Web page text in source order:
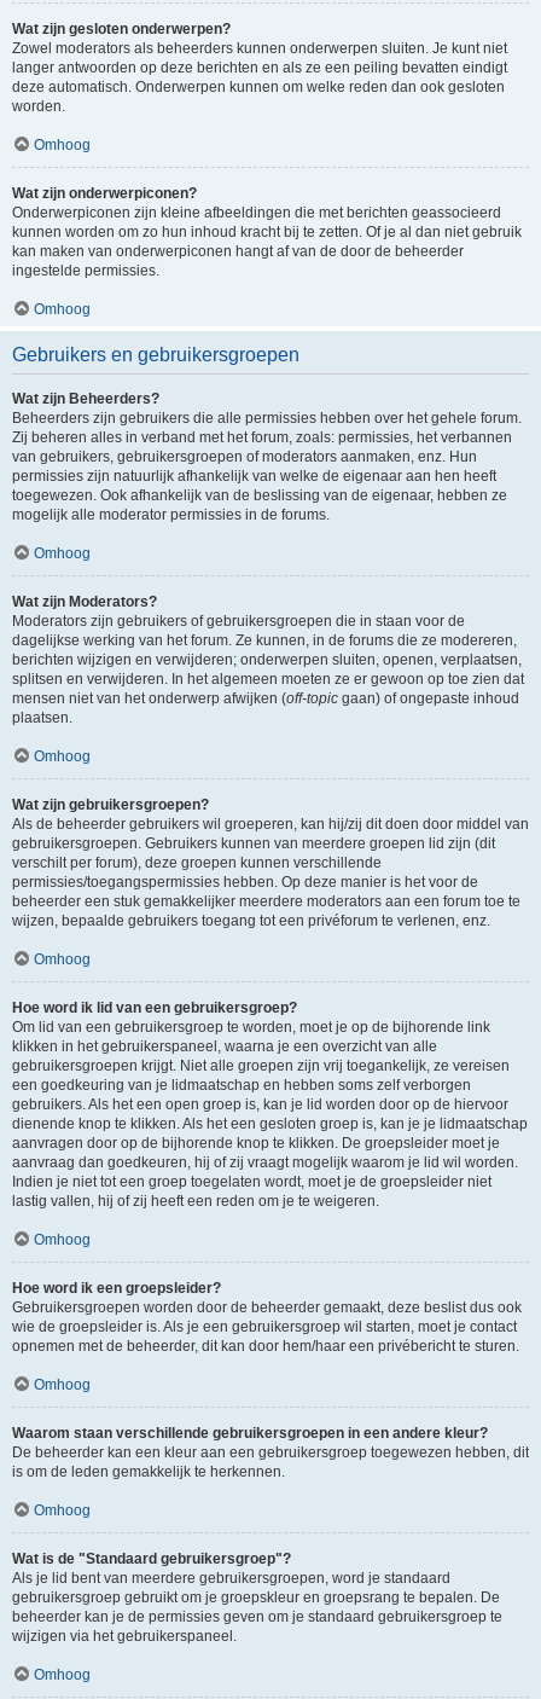
Wat zijn gesloten onderwerpen?
Zowel moderators als beheerders kunnen onderwerpen sluiten. Je kunt niet
langer antwoorden op deze berichten en als ze een peiling bevatten eindigt
deze automatisch. Onderwerpen kunnen om welke reden dan ook gesloten
worden.
Omhoog
Wat zijn onderwerpiconen?
Onderwerpiconen zijn kleine afbeeldingen die met berichten geassocieerd
kunnen worden om zo hun inhoud kracht bij te zetten. Of je al dan niet gebruik
kan maken van onderwerpiconen hangt af van de door de beheerder
ingestelde permissies.
Omhoog
Gebruikers en gebruikersgroepen
Wat zijn Beheerders?
Beheerders zijn gebruikers die alle permissies hebben over het gehele forum.
Zij beheren alles in verband met het forum, zoals: permissies, het verbannen
van gebruikers, gebruikersgroepen of moderators aanmaken, enz. Hun
permissies zijn natuurlijk afhankelijk van welke de eigenaar aan hen heeft
toegewezen. Ook afhankelijk van de beslissing van de eigenaar, hebben ze
mogelijk alle moderator permissies in de forums.
Omhoog
Wat zijn Moderators?
Moderators zijn gebruikers of gebruikersgroepen die in staan voor de
dagelijkse werking van het forum. Ze kunnen, in de forums die ze modereren,
berichten wijzigen en verwijderen; onderwerpen sluiten, openen, verplaatsen,
splitsen en verwijderen. In het algemeen moeten ze er gewoon op toe zien dat
mensen niet van het onderwerp afwijken (off-topic gaan) of ongepaste inhoud
plaatsen.
Omhoog
Wat zijn gebruikersgroepen?
Als de beheerder gebruikers wil groeperen, kan hij/zij dit doen door middel van
gebruikersgroepen. Gebruikers kunnen van meerdere groepen lid zijn (dit
verschilt per forum), deze groepen kunnen verschillende
permissies/toegangspermissies hebben. Op deze manier is het voor de
beheerder een stuk gemakkelijker meerdere moderators aan een forum toe te
wijzen, bepaalde gebruikers toegang tot een privéforum te verlenen, enz.
Omhoog
Hoe word ik lid van een gebruikersgroep?
Om lid van een gebruikersgroep te worden, moet je op de bijhorende link
klikken in het gebruikerspaneel, waarna je een overzicht van alle
gebruikersgroepen krijgt. Niet alle groepen zijn vrij toegankelijk, ze vereisen
een goedkeuring van je lidmaatschap en hebben soms zelf verborgen
gebruikers. Als het een open groep is, kan je lid worden door op de hiervoor
dienende knop te klikken. Als het een gesloten groep is, kan je je lidmaatschap
aanvragen door op de bijhorende knop te klikken. De groepsleider moet je
aanvraag dan goedkeuren, hij of zij vraagt mogelijk waarom je lid wil worden.
Indien je niet tot een groep toegelaten wordt, moet je de groepsleider niet
lastig vallen, hij of zij heeft een reden om je te weigeren.
Omhoog
Hoe word ik een groepsleider?
Gebruikersgroepen worden door de beheerder gemaakt, deze beslist dus ook
wie de groepsleider is. Als je een gebruikersgroep wil starten, moet je contact
opnemen met de beheerder, dit kan door hem/haar een privébericht te sturen.
Omhoog
Waarom staan verschillende gebruikersgroepen in een andere kleur?
De beheerder kan een kleur aan een gebruikersgroep toegewezen hebben, dit
is om de leden gemakkelijk te herkennen.
Omhoog
Wat is de "Standaard gebruikersgroep"?
Als je lid bent van meerdere gebruikersgroepen, word je standaard
gebruikersgroep gebruikt om je groepskleur en groepsrang te bepalen. De
beheerder kan je de permissies geven om je standaard gebruikersgroep te
wijzigen via het gebruikerspaneel.
Omhoog